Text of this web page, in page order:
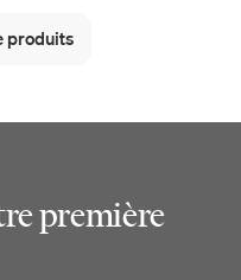
produits
première